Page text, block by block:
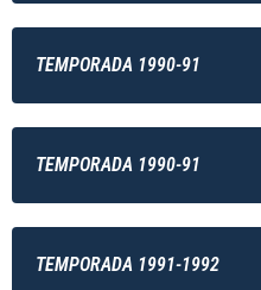
TEMPORADA 1990-91
TEMPORADA 1990-91
TEMPORADA 1991-1992